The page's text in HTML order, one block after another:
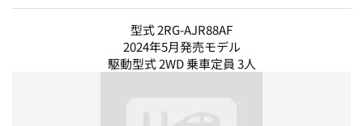
型式 2RG-AJR88AF
2024年5月発売モデル
駆動型式 2WD 乗車定員 3人